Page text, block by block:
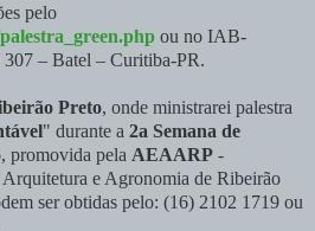
pelo
ou no IAB-
– Batel – Curitiba-PR.
Preto, onde ministrarei palestra
" durante a 2a Semana de
, promovida pela AEAARP -
e Agronomia de Ribeirão
ser obtidas pelo: (16) 2102 1719 ou